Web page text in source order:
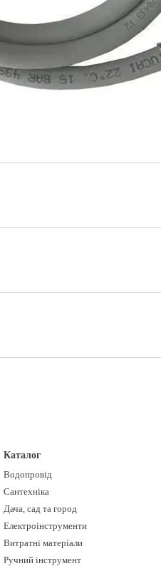
Каталог
Водопровід
Сантехніка
Дача, сад та город
Електроінструменти
Витратні матеріали
Ручний інструмент